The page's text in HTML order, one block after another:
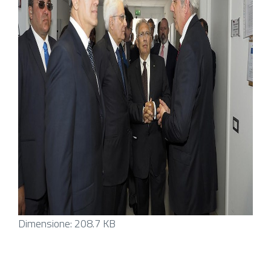
Clicca
Dimensione: 208.7 KB